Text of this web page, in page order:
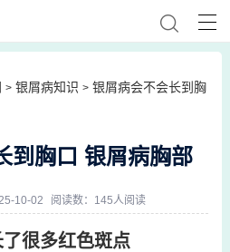
> 银屑病知识 > 银屑病会不会长到胸
到胸口 银屑病胸部
10-02 阅读数：145人阅读
很多红色斑点